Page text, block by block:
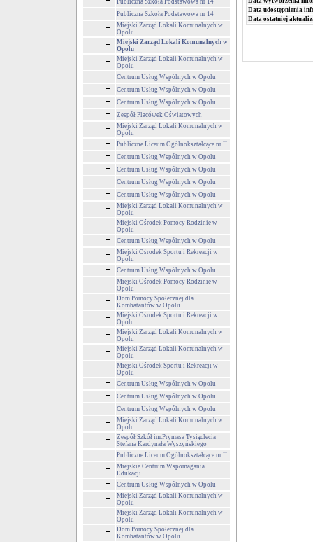
Publiczna Szkoła Podstawowa nr 14
Publiczna Szkoła Podstawowa nr 14
Miejski Zarząd Lokali Komunalnych w
Opolu
Miejski Zarząd Lokali Komunalnych w
Opolu
Miejski Zarząd Lokali Komunalnych w
Opolu
Centrum Usług Wspólnych w Opolu
Centrum Usług Wspólnych w Opolu
Centrum Usług Wspólnych w Opolu
Zespół Placówek Oświatowych
Miejski Zarząd Lokali Komunalnych w
Opolu
Publiczne Liceum Ogólnokształcące nr II
Centrum Usług Wspólnych w Opolu
Centrum Usług Wspólnych w Opolu
Centrum Usług Wspólnych w Opolu
Centrum Usług Wspólnych w Opolu
Miejski Zarząd Lokali Komunalnych w
Opolu
Miejski Ośrodek Pomocy Rodzinie w
Opolu
Centrum Usług Wspólnych w Opolu
Miejski Ośrodek Sportu i Rekreacji w
Opolu
Centrum Usług Wspólnych w Opolu
Miejski Ośrodek Pomocy Rodzinie w
Opolu
Dom Pomocy Społecznej dla
Kombatantów w Opolu
Miejski Ośrodek Sportu i Rekreacji w
Opolu
Miejski Zarząd Lokali Komunalnych w
Opolu
Miejski Zarząd Lokali Komunalnych w
Opolu
Miejski Ośrodek Sportu i Rekreacji w
Opolu
Centrum Usług Wspólnych w Opolu
Centrum Usług Wspólnych w Opolu
Centrum Usług Wspólnych w Opolu
Miejski Zarząd Lokali Komunalnych w
Opolu
Zespół Szkół im.Prymasa Tysiąclecia
Stefana Kardynała Wyszyńskiego
Publiczne Liceum Ogólnokształcące nr II
Miejskie Centrum Wspomagania
Edukacji
Centrum Usług Wspólnych w Opolu
Miejski Zarząd Lokali Komunalnych w
Opolu
Miejski Zarząd Lokali Komunalnych w
Opolu
Dom Pomocy Społecznej dla
Kombatantów w Opolu
Data udostępnienia
Data ostatniej